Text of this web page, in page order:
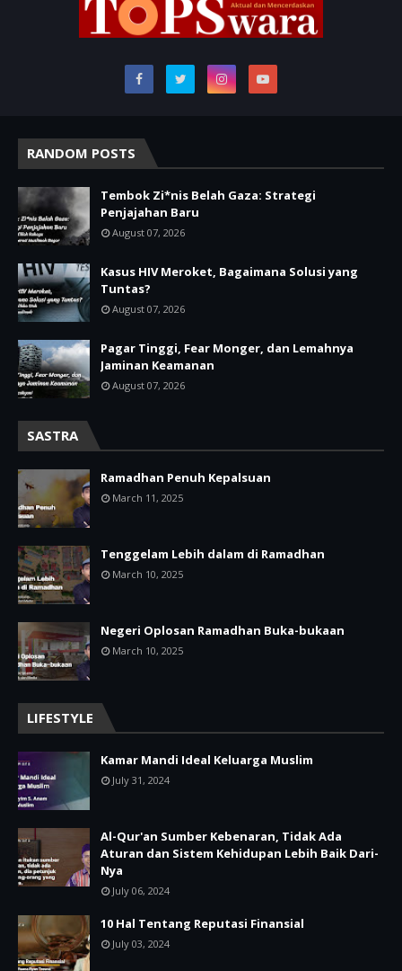
RANDOM POSTS
Tembok Zi*nis Belah Gaza: Strategi
Penjajahan Baru
August 07, 2026
Kasus HIV Meroket, Bagaimana Solusi yang
Tuntas?
August 07, 2026
Pagar Tinggi, Fear Monger, dan Lemahnya
Jaminan Keamanan
August 07, 2026
SASTRA
Ramadhan Penuh Kepalsuan
March 11, 2025
Tenggelam Lebih dalam di Ramadhan
March 10, 2025
Negeri Oplosan Ramadhan Buka-bukaan
March 10, 2025
LIFESTYLE
Kamar Mandi Ideal Keluarga Muslim
July 31, 2024
Al-Qur'an Sumber Kebenaran, Tidak Ada
Aturan dan Sistem Kehidupan Lebih Baik Dari-
Nya
July 06, 2024
10 Hal Tentang Reputasi Finansial
July 03, 2024